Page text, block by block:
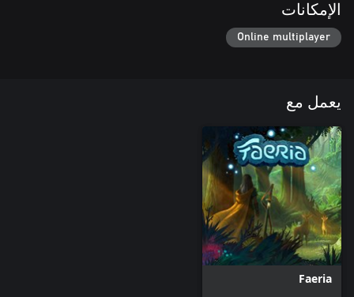
الإمكانات
Online multiplayer
يعمل مع
Faeria